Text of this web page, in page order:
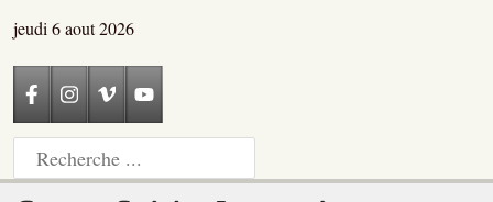
jeudi 6 aout 2026